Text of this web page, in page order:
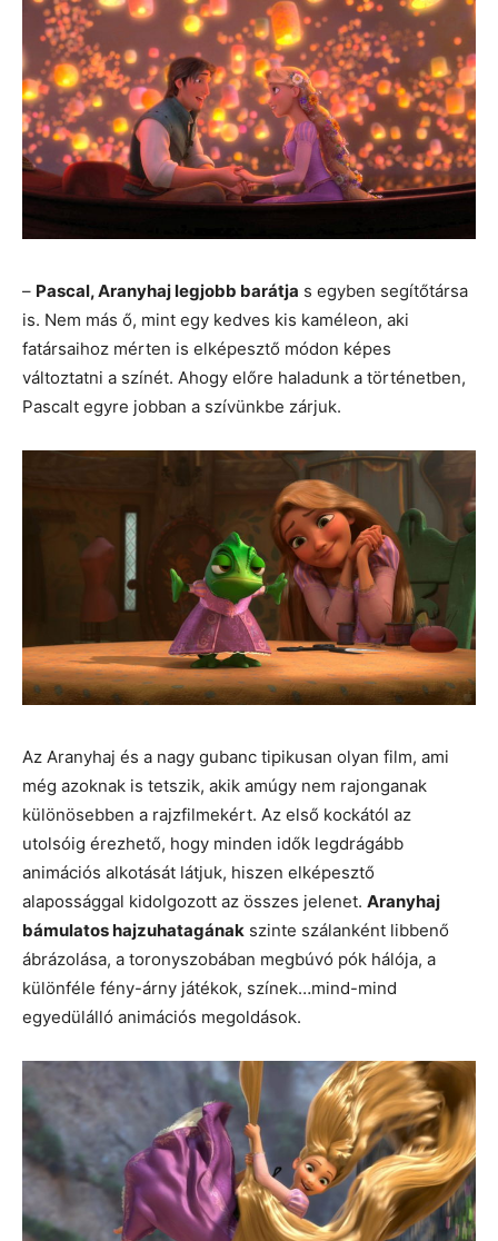
– Pascal, Aranyhaj legjobb barátja s egyben segítőtársa
is. Nem más ő, mint egy kedves kis kaméleon, aki
fatársaihoz mérten is elképesztő módon képes
változtatni a színét. Ahogy előre haladunk a történetben,
Pascalt egyre jobban a szívünkbe zárjuk.
Az Aranyhaj és a nagy gubanc tipikusan olyan film, ami
még azoknak is tetszik, akik amúgy nem rajonganak
különösebben a rajzfilmekért. Az első kockától az
utolsóig érezhető, hogy minden idők legdrágább
animációs alkotását látjuk, hiszen elképesztő
alapossággal kidolgozott az összes jelenet. Aranyhaj
bámulatos hajzuhatagának szinte szálanként libbenő
ábrázolása, a toronyszobában megbúvó pók hálója, a
különféle fény-árny játékok, színek…mind-mind
egyedülálló animációs megoldások.